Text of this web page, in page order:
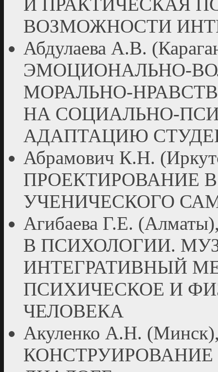
И ПРАКТИЧЕСКАЯ
ВОЗМОЖНОСТИ
Абдулаева А.В.
ЭМОЦИОНАЛЬНО-
МОРАЛЬНО-
НА СОЦИАЛЬНО-
АДАПТАЦИЮ
Абрамович К.Н.
ПРОЕКТИРОВАНИЕ
УЧЕНИЧЕСКОГО
Агибаева Г.Е.
В ПСИХОЛОГИИ.
ИНТЕГРАТИВНЫЙ
ПСИХИЧЕСКОЕ И
ЧЕЛОВЕКА
Акуленко А.Н.